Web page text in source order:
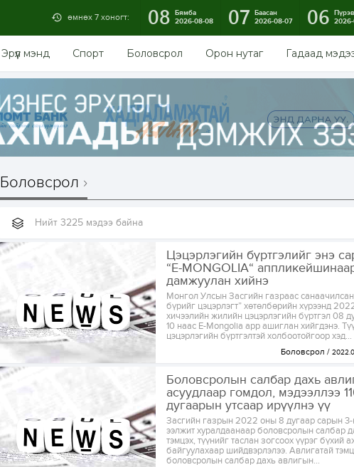
өмнөх 7 хоногт: 08 Бямба
2026-08-08
07 Баасан
2026-08-07
06 Пүрэв
Эрүүл мэнд Спорт Боловсрол Орон нутаг Гадаад
Боловсрол
Нийт 3225 мэдээ байна
Цэцэрлэгийн бүртгэлийг энэ
“E-MONGOLIA“
дамжуулан хийнэ
Монгол Улсын Засгийн газраас санаачилсан
бүрийг цэцэрлэгт” хөтөлбөрийн хүрээнд
хичээлийн жилийн цэцэрлэгийн бүртгэл 08
10 наас E-Mongolia app ашиглан хийгдэнэ.
цэцэрлэгийн бүртгэлтэй холбоотойгоор хэд...
Боловсрол
Боловсролын салбар дахь
асуудлаар гомдол, мэдээллээ
дугаарын утсаар ирүүлнэ үү
Засгийн газрын 2022 оны 8 дугаар сарын
ээлжит хуралдаанаар боловсролын салбар
тэмцэх, түүнийг таслан зогсоох үүрэг бүхий
байгуулахаар шийдвэрлэлээ. Авлигатай
боловсролын салбар дахь авлигын...